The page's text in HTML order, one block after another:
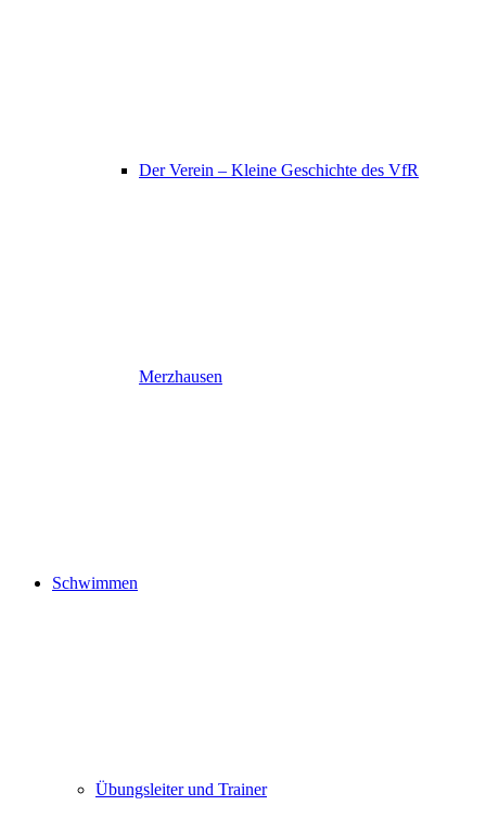
Der Verein – Kleine Geschichte des VfR
Merzhausen
Schwimmen
Übungsleiter und Trainer